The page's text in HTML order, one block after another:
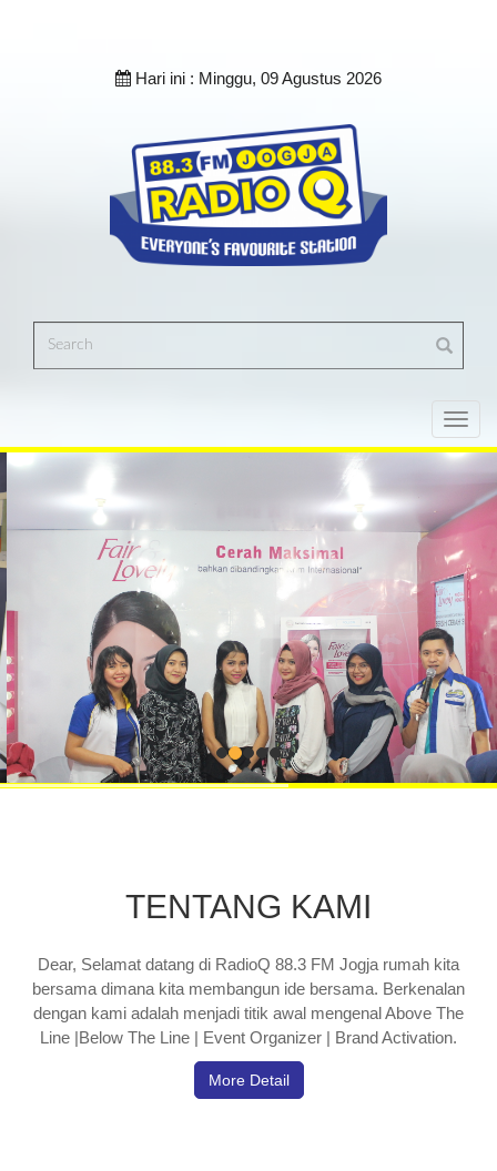
Hari ini : Minggu, 09 Agustus 2026
TENTANG KAMI
Dear, Selamat datang di RadioQ 88.3 FM Jogja rumah kita
bersama dimana kita membangun ide bersama. Berkenalan
dengan kami adalah menjadi titik awal mengenal Above The
Line |Below The Line | Event Organizer | Brand Activation.
More Detail